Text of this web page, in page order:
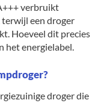
verbruikt
een droger
Hoeveel dit precies
het energielabel.
droger die